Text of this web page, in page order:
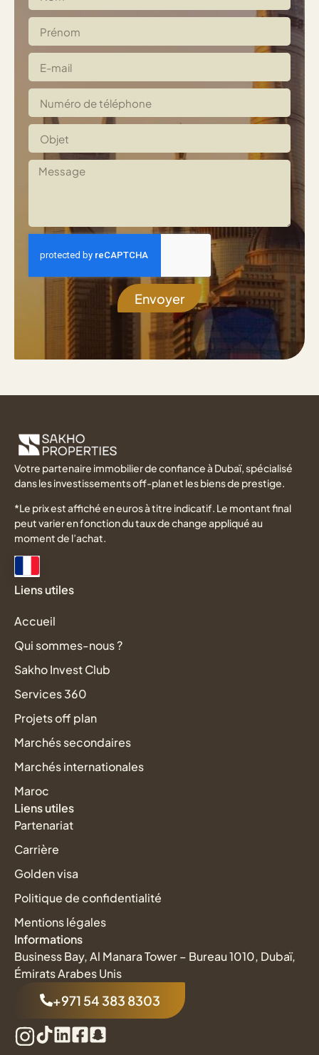
Envoyer
Votre partenaire immobilier de confiance à Dubaï, spécialisé
dans les investissements off-plan et les biens de prestige.
*Le prix est affiché en euros à titre indicatif. Le montant final
peut varier en fonction du taux de change appliqué au
moment de l’achat.
Liens utiles
Accueil
Qui sommes-nous ?
Sakho Invest Club
Services 360
Projets off plan
Marchés secondaires
Marchés internationales
Maroc
Liens utiles
Partenariat
Carrière
Golden visa
Politique de confidentialité
Mentions légales
Informations
Business Bay, Al Manara Tower – Bureau 1010, Dubaï,
Émirats Arabes Unis
+971 54 383 8303